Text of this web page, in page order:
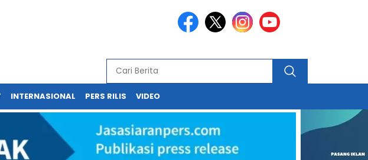
INTERNASIONAL PERS RILIS VIDEO